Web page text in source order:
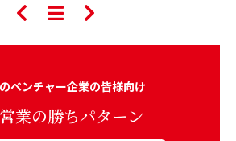
ベンチャー企業の皆様向け
業の勝ちパターン